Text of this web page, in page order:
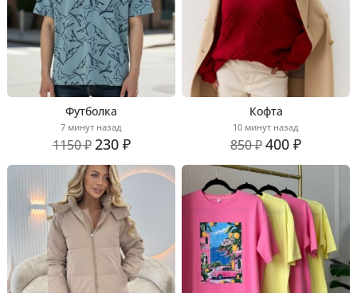
Футболка
7 минут назад
1150 ₽ 230 ₽
Кофта
10 минут назад
850 ₽400 ₽